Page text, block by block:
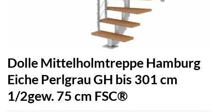
Dolle Mittelholmtreppe Hamburg
Eiche Perlgrau GH bis 301 cm
1/2gew. 75 cm FSC®